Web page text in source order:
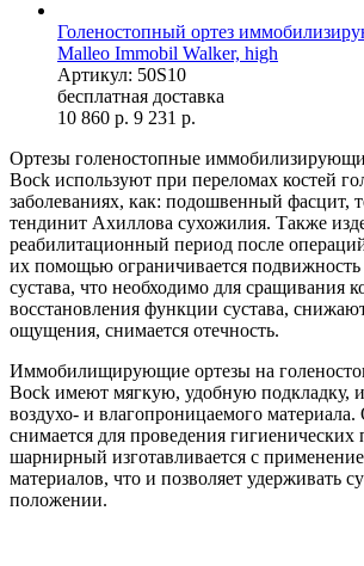
Голеностопный ортез
Malleo Immobil Walker, high
Артикул: 50S10
бесплатная доставка
10 860 р. 9 231 р.
Ортезы голеностопные
Bock используют при переломах костей
заболеваниях, как: подошвенный фасцит,
тендинит Ахиллова сухожилия. Также
реабилитационный период после
их помощью ограничивается
сустава, что необходимо для сращивания
восстановления функции сустава,
ощущения, снимается отечность.
Иммобилищирующие ортезы на
Bock имеют мягкую, удобную подкладку,
воздухо- и влагопроницаемого материала.
снимается для проведения гигиенических
шарнирный изготавливается с
материалов, что и позволяет удерживать
положении.